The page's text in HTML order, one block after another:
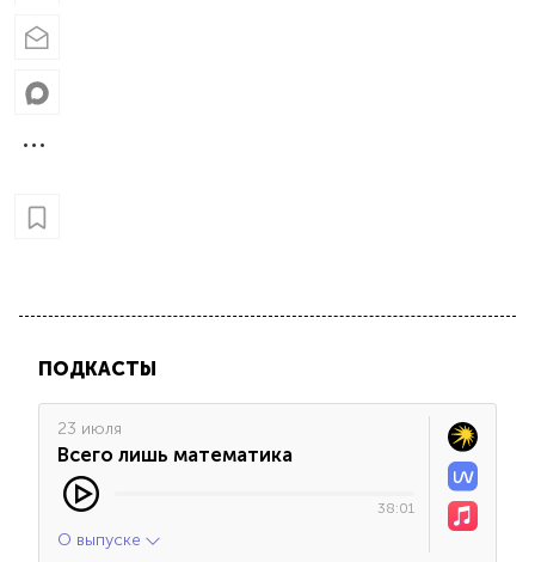
ПОДКАСТЫ
23 июля
Всего лишь математика
38:01
О выпуске